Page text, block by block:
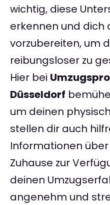
wichtig, diese
erkennen und dich
vorzubereiten, um
reibungsloser zu
Hier bei
Düsseldorf
um deinen
stellen dir auch
Informationen
Zuhause zur
deinen
angenehm und